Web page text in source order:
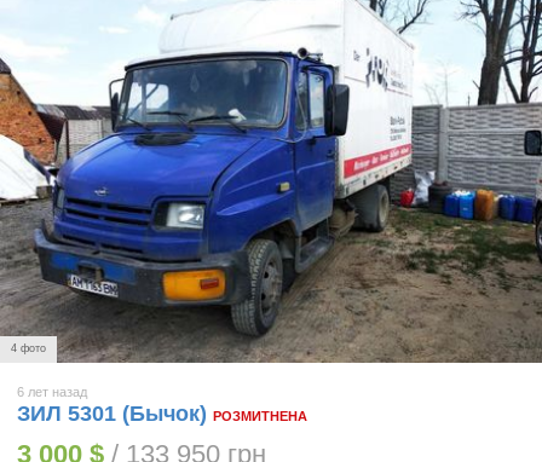
4 фото
6 лет назад
ЗИЛ 5301 (Бычок) РОЗМИТНЕНА
3 000 $ / 133 950 грн